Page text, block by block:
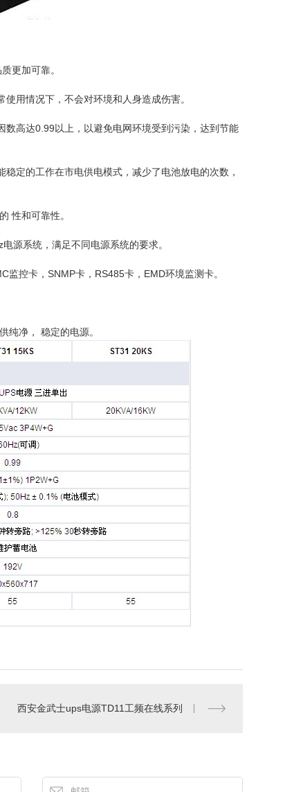
更加可靠。
用情况下，不会对环境和人身造成伤害。
高达0.99以上，以避免电网环境受到污染，达到节能
定的工作在市电供电模式，减少了电池放电的次数，
性和可靠性。
源系统，满足不同电源系统的要求。
控卡，SNMP卡，RS485卡，EMD环境监测卡。
净， 稳定的电源。
西安金武士ups电源TD11工频在线系列